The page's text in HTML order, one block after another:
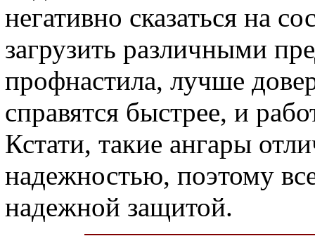
негативно сказаться на
загрузить различными
профнастила, лучше
справятся быстрее, и
Кстати, такие ангары
надежностью, поэтому
надежной защитой.